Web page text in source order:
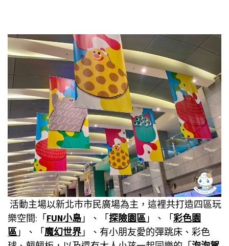
活動主場以新北市市民廣場為主，這裡共打造四區玩
樂空間:「FUN小島 」、「探險園區 」、「彩色園
區 」、「魔幻世界 」、有小朋友愛的彈跳床、彩色